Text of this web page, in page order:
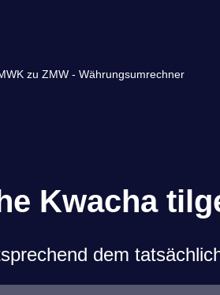
zu ZMW - Währungsumrechner
Kwacha
dem